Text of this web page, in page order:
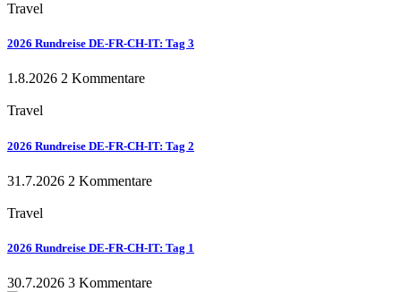
Travel
2026 Rundreise DE-FR-CH-IT: Tag 3
1.8.2026 2 Kommentare
Travel
2026 Rundreise DE-FR-CH-IT: Tag 2
31.7.2026 2 Kommentare
Travel
2026 Rundreise DE-FR-CH-IT: Tag 1
30.7.2026 3 Kommentare